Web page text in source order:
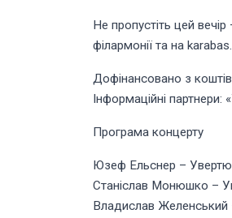
Не пропустіть цей
філармонії та на
Дофінансовано з
Інформаційні
Програма концерту
Юзеф Ельснер –
Станіслав Монюшко –
Владислав Желенський